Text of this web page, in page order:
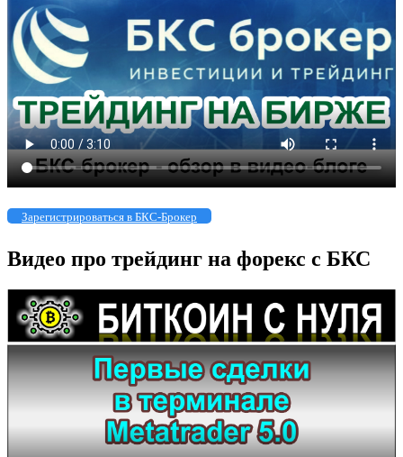
Зарегистрироваться в БКС-Брокер
Видео про трейдинг на форекс с БКС